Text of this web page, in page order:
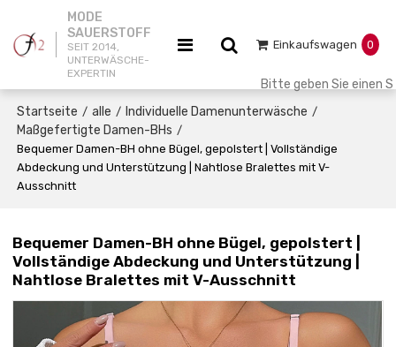
MODE
SAUERSTOFF
SEIT 2014,
UNTERWÄSCHE-
EXPERTIN
Einkaufswagen 0
Startseite / alle / Individuelle Damenunterwäsche /
Maßgefertigte Damen-BHs /
Bequemer Damen-BH ohne Bügel, gepolstert | Vollständige
Abdeckung und Unterstützung | Nahtlose Bralettes mit V-
Ausschnitt
Bequemer Damen-BH ohne Bügel, gepolstert |
Vollständige Abdeckung und Unterstützung |
Nahtlose Bralettes mit V-Ausschnitt